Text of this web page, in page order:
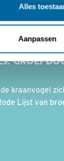
Alles
Aanpassen
GROEI
kraanvogel
Lijst van